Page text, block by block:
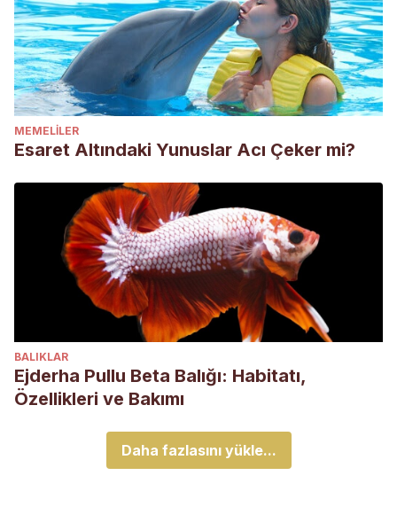
MEMELILER
Esaret Altındaki Yunuslar Acı Çeker mi?
BALIKLAR
Ejderha Pullu Beta Balığı: Habitatı,
Özellikleri ve Bakımı
Daha fazlasını yükle...